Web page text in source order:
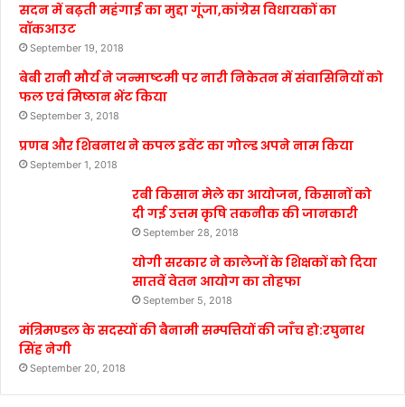
सदन में बढ़ती महंगाई का मुद्दा गूंजा,कांग्रेस विधायकों का
वॉकआउट
September 19, 2018
बेबी रानी मौर्य ने जन्माष्टमी पर नारी निकेतन में संवासिनियों को
फल एवं मिष्ठान भेंट किया
September 3, 2018
प्रणब और शिबनाथ ने कपल इवेंट का गोल्ड अपने नाम किया
September 1, 2018
रबी किसान मेले का आयोजन, किसानों को
दी गई उत्तम कृषि तकनीक की जानकारी
September 28, 2018
योगी सरकार ने कालेजों के शिक्षकों को दिया
सातवें वेतन आयोग का तोहफा
September 5, 2018
मंत्रिमण्डल के सदस्यों की बैनामी सम्पत्तियों की जाँच हो:रघुनाथ
सिंह नेगी
September 20, 2018